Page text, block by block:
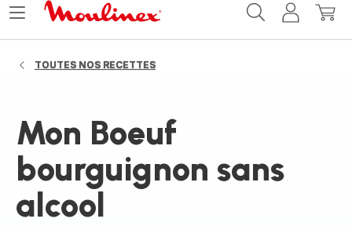
MonMon
Ouvrir
TOUTES NOS RECETTES
Mon Boeuf
bourguignon sans
alcool